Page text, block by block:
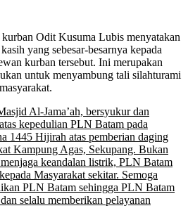
kurban Odit Kusuma Lubis menyatakan
yang sebesar-besarnya kepada
kurban tersebut. Ini merupakan
untuk menyambung tali silahturami
Al-Jama’ah, bersyukur dan
kepedulian PLN Batam pada
1445 Hijirah atas pemberian daging
Kampung Agas, Sekupang. Bukan
keandalan listrik, PLN Batam
Masyarakat sekitar. Semoga
PLN Batam sehingga PLN Batam
selalu memberikan pelayanan